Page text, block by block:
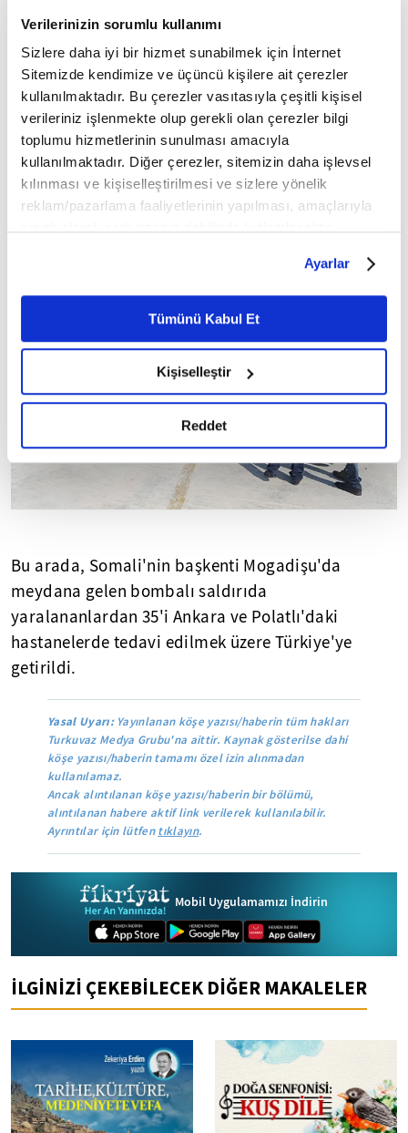
Verilerinizin sorumlu kullanımı
Sizlere daha iyi bir hizmet sunabilmek için İnternet
Sitemizde kendimize ve üçüncü kişilere ait çerezler
kullanılmaktadır. Bu çerezler vasıtasıyla çeşitli kişisel
verileriniz işlenmekte olup gerekli olan çerezler bilgi
toplumu hizmetlerinin sunulması amacıyla
kullanılmaktadır. Diğer çerezler, sitemizin daha işlevsel
kılınması ve kişiselleştirilmesi ve sizlere yönelik
reklam/pazarlama faaliyetlerinin yapılması, amaçlarıyla
belirleyebilirsiniz. Çerezlere ilişkin detaylı bilgi için
Ayarlar butonuna tıklayabilir,Çerez Bilgilendirme
Metnimizi ziyaret edebilirsiniz.
6698 sayılı Kişisel Verilerin Korunması Kanunu uyarınca
okumak ve sitemizi ziyaretiniz kapsamında
gerçekleştirilen veri işleme faaliyetleri ile ilgili daha
detaylı bilgi almak için lütfentıklayınız.
Ayarlar
Tümünü Kabul Et
Kişiselleştir
Reddet
TÜRKİYE’DEN SOMALİ’YE DESTEK
Sağlık Bakanı Ahmet Demircan, başkent
Mogadişu'daki saldırıların ardından Somalili
yetkililere destek olmak ve tedavi için Türkiye'ye
getirilecek yaralıların nakil koordinasyonunu
hızlandırmak üzere Somali'ye gelmişti.
Bu arada, Somali'nin başkenti Mogadişu'da
meydana gelen bombalı saldırıda
yaralananlardan 35'i Ankara ve Polatlı'daki
hastanelerde tedavi edilmek üzere Türkiye'ye
getirildi.
Yasal Uyarı:Yayınlanan köşe yazısı/haberin tüm hakları
Turkuvaz Medya Grubu'na aittir. Kaynak gösterilse dahi
köşe yazısı/haberin tamamı özel izin alınmadan
kullanılamaz.
Ancak alıntılanan köşe yazısı/haberin bir bölümü,
alıntılanan habere aktif link verilerek kullanılabilir.
Ayrıntılar için lütfentıklayın.
Mobil Uygulamamızı İndirin
İLGİNİZİ ÇEKEBİLECEK DİĞER MAKALELER